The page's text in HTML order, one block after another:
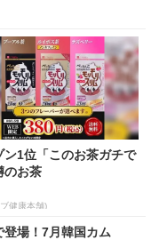
ン1位「このお茶ガチで
のお茶
健康本舗)
場！7月韓国カム